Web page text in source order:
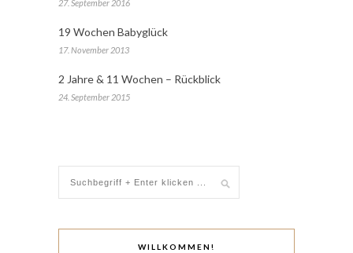
27. September 2016
19 Wochen Babyglück
17. November 2013
2 Jahre & 11 Wochen – Rückblick
24. September 2015
WILLKOMMEN!